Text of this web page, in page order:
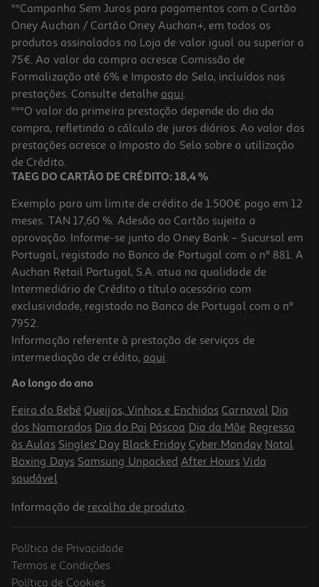
Figura My Jersey Lewandowski-Home Fcb
19.99 €/un
19,99 €
Figura My Jersey Salah - Home - Liverpool
19.99 €/un
19,99 €
**Campanha Sem Juros para pagamentos com o Cartão
Oney Auchan / Cartão Oney Auchan+, em todos os
produtos assinalados na Loja de valor igual ou superior a
75€. Ao valor da compra acresce Comissão de
Formalização até 6% e Imposto do Selo, incluídos nas
prestações. Consulte detalhe aqui.
***O valor da primeira prestação depende do dia da
compra, refletindo o cálculo de juros diários. Ao valor das
prestações acresce o Imposto do Selo sobre a utilização
de Crédito.
TAEG DO CARTÃO DE CRÉDITO: 18,4 %
Exemplo para um limite de crédito de 1.500€ pago em 12
meses. TAN 17,60 %. Adesão ao Cartão sujeita a
aprovação. Informe-se junto do Oney Bank – Sucursal em
Portugal, registado no Banco de Portugal com o nº 881. A
Auchan Retail Portugal, S.A. atua na qualidade de
Intermediário de Crédito a título acessório com
exclusividade, registado no Banco de Portugal com o nº
7952.
Informação referente à prestação de serviços de
intermediação de crédito, aqui.
Ao longo do ano
Feira do Bebé Queijos, Vinhos e Enchidos Carnaval Dia
dos Namorados Dia do Pai Páscoa Dia da Mãe Regresso
às Aulas Singles' Day Black Friday Cyber Monday Natal
Boxing Days Samsung Unpacked After Hours Vida
saudável
Informação de recolha de produto.
Política de Privacidade
Termos e Condições
Política de Cookies